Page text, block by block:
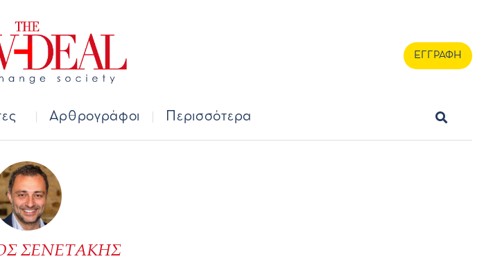
Αρθρογράφοι
ΕΓΓΡΑΦΗ
Αρθρογράφοι Περισσότερα
ΣΕΝΕΤΑΚΗΣ